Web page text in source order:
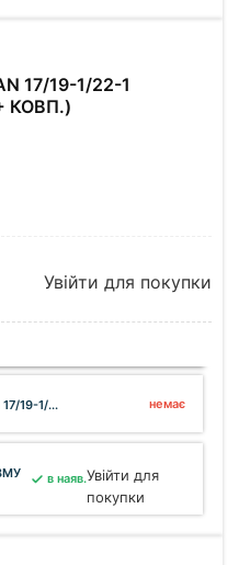
17/19-1/22-1
КОВП.)
Увійти для покупки
19-1/...
немає
в наяв.Увійти для
покупки